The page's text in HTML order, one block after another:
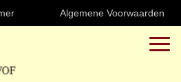
Algemene Voorwaarden